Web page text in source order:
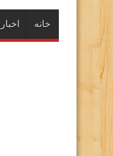
خانه اخبار